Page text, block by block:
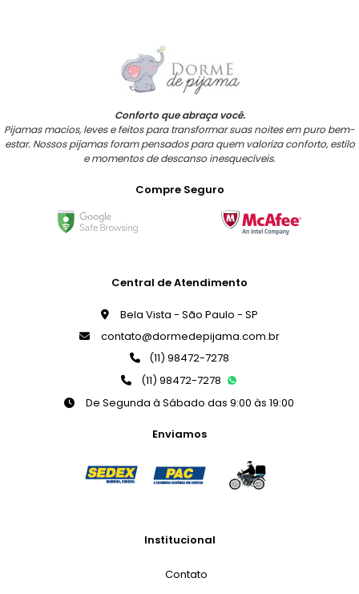
Conforto que abraça você.
Pijamas macios, leves e feitos para transformar suas noites em puro bem-
estar. Nossos pijamas foram pensados para quem valoriza conforto, estilo
e momentos de descanso inesquecíveis.
Compre Seguro
Central de Atendimento
Bela Vista - São Paulo - SP
contato@dormedepijama.com.br
(11) 98472-7278
(11) 98472-7278
De Segunda à Sábado das 9:00 às 19:00
Enviamos
Institucional
Contato